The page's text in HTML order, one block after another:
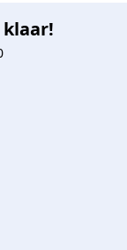
klaar!